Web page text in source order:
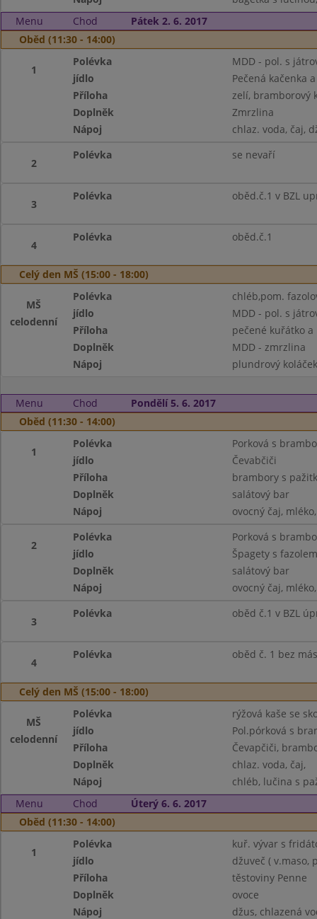
Menu
Chod
Pátek 2. 6. 2017
Oběd (11:30 - 14:00)
1
Polévka
MDD - pol. s
jídlo
Pečená kačenka
Příloha
zelí, bramborový
Doplněk
Zmrzlina
Nápoj
chlaz. voda, čaj,
2
Polévka se nevaří
3
Polévka oběd.č.1 v BZL
4
Polévka oběd.č.1
Celý den MŠ (15:00 - 18:00)
MŠ
celodenní
Polévka
chléb,pom.
jídlo
MDD - pol. s
Příloha
pečené kuřátko
Doplněk
MDD - zmrzlina
Nápoj
plundrový
Menu Chod
Pondělí 5. 6. 2017
Oběd (11:30 - 14:00)
1
Polévka
Porková s
jídlo
Čevabčiči
Příloha
brambory s
Doplněk
salátový bar
Nápoj
ovocný čaj,
2
Polévka
Porková s
jídlo
Špagety s
Doplněk
salátový bar
Nápoj
ovocný čaj,
3
Polévka oběd č.1 v BZL
4
Polévka oběd č. 1 bez
Celý den MŠ (15:00 - 18:00)
MŠ
celodenní
Polévka
rýžová kaše se
jídlo
Pol.pórková s
Příloha
Čevapčiči,
Doplněk
chlaz. voda, čaj,
Nápoj
chléb, lučina s
Menu
Chod
Úterý 6. 6. 2017
Oběd (11:30 - 14:00)
1
Polévka
kuř. vývar s
jídlo
džuveč ( v.maso,
Příloha
těstoviny Penne
Doplněk
ovoce
Nápoj
džus, chlazená